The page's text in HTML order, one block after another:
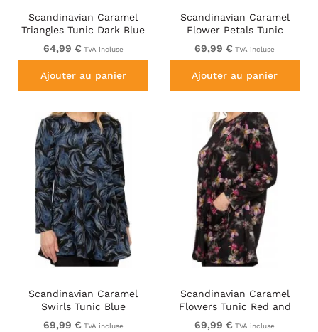
Scandinavian Caramel
Triangles Tunic Dark Blue
64,99 € TVA incluse
Ajouter au panier
Scandinavian Caramel
Flower Petals Tunic
Copper and Blue
69,99 € TVA incluse
Ajouter au panier
Scandinavian Caramel
Swirls Tunic Blue
69,99 € TVA incluse
Scandinavian Caramel
Flowers Tunic Red and
Pink
69,99 € TVA incluse